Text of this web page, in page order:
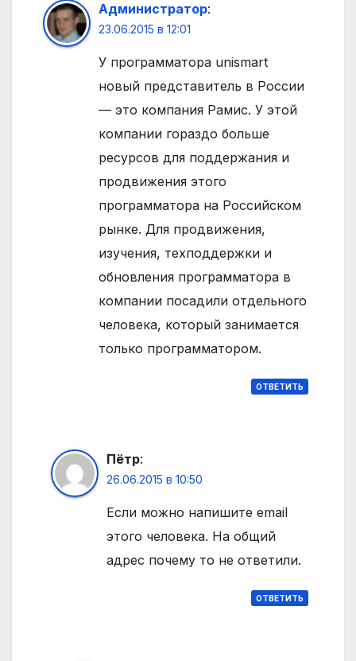
Администратор:
23.06.2015 в 12:01
У программатора unismart
новый представитель в России
— это компания Рамис. У этой
компании гораздо больше
ресурсов для поддержания и
продвижения этого
программатора на Российском
рынке. Для продвижения,
изучения, техподдержки и
обновления программатора в
компании посадили отдельного
человека, который занимается
только программатором.
ОТВЕТИТЬ
Пётр:
26.06.2015 в 10:50
Если можно напишите email
этого человека. На общий
адрес почему то не ответили.
ОТВЕТИТЬ